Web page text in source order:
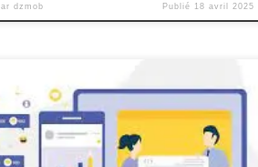
dzmob Publié 18 avril 2025
le monde numérique d’aujourd’hui, il est
pour les entreprises de développer une
en ligne solide et efficace. C’est là
une agence de stratégie web. Une